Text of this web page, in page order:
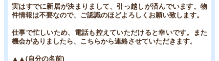
実はすでに新居が決まりまして、引っ越しが済んでいます。物
件情報は不要なので、ご認識のほどよろしくお願い致します。
仕事で忙しいため、電話も控えていただけると幸いです。また
機会がありましたら、こちらから連絡させていただきます。
▲▲(自分の名前)